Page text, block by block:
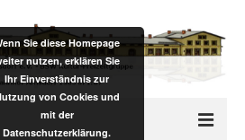
Sie diese Homepage
nutzen, erklären Sie
Ihr Einverständnis zur
von Cookies und
mit der
Datenschutzerklärung.